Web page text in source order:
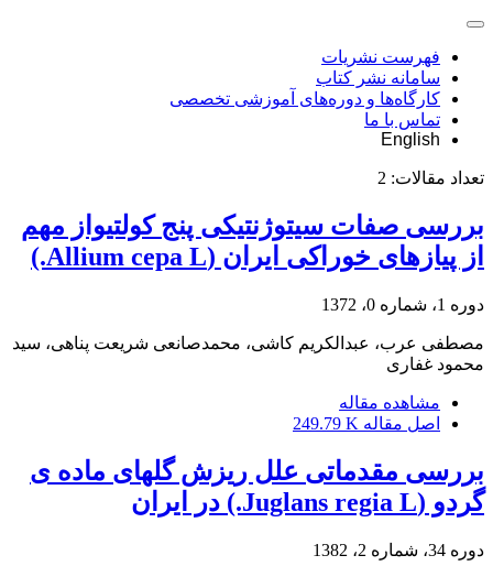
فهرست نشریات
سامانه نشر کتاب
کارگاه‌ها و دوره‌های آموزشی تخصصی
تماس با ما
English
تعداد مقالات: 2
بررسی صفات سیتوژنتیکی پنج کولتیواز مهم
از پیازهای خوراکی ایران (Allium cepa L.)
دوره 1، شماره 0، 1372
مصطفی عرب، عبدالکریم کاشی، محمدصانعی شریعت پناهی، سید
محمود غفاری
مشاهده مقاله
اصل مقاله 249.79 K
بررسی مقدماتی علل ریزش گلهای ماده ی
گردو (Juglans regia L.) در ایران
دوره 34، شماره 2، 1382